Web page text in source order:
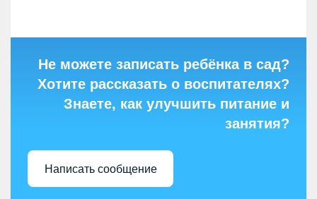
Не можете записать ребёнка в сад?
Хотите рассказать о воспитателях?
Знаете, как улучшить питание и
занятия?
Написать сообщение